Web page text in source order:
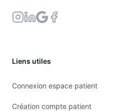
Liens utiles
Connexion espace patient
Création compte patient